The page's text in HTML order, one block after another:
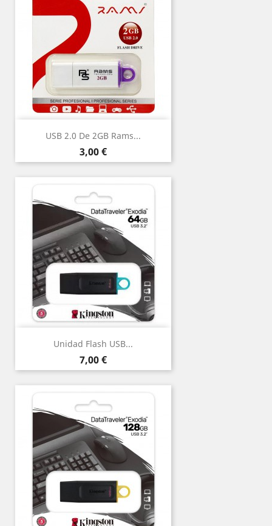
USB 2.0 De 2GB Rams...
Precio
3,00 €
Unidad Flash USB...
Precio
7,00 €